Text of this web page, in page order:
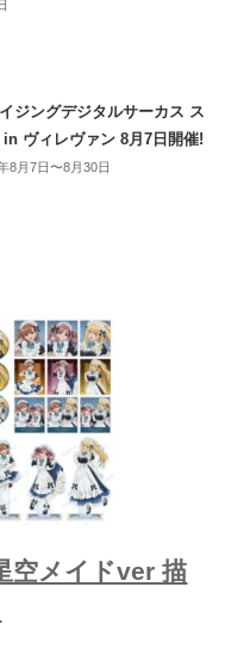
ジングデジタルサーカス ス
in ヴィレヴァン 8月7日開催!
8月7日〜8月30日
空メイドver 描